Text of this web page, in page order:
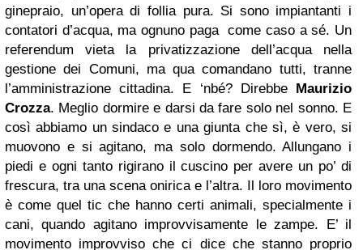
ginepraio, un’opera di follia pura. Si sono impiantanti i
contatori d’acqua, ma ognuno paga come caso a sé. Un
referendum vieta la privatizzazione dell’acqua nella
gestione dei Comuni, ma qua comandano tutti, tranne
l’amministrazione cittadina. E ‘nbé? Direbbe Maurizio
Crozza. Meglio dormire e darsi da fare solo nel sonno. E
così abbiamo un sindaco e una giunta che sì, è vero, si
muovono e si agitano, ma solo dormendo. Allungano i
piedi e ogni tanto rigirano il cuscino per avere un po’ di
frescura, tra una scena onirica e l’altra. Il loro movimento
è come quel tic che hanno certi animali, specialmente i
cani, quando agitano improvvisamente le zampe. E’ il
movimento improvviso che ci dice che stanno proprio